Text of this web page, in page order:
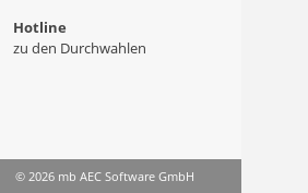
Hotline
zu den Durchwahlen
© 2026 mb AEC Software GmbH